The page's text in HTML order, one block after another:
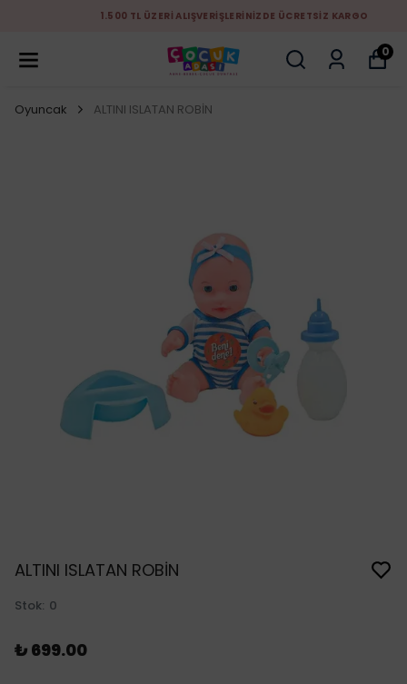
1.500 TL ÜZERİ ALIŞVERİŞLERİNİZDE ÜCRETSİZ KARGO
0
Oyuncak ALTINI ISLATAN ROBİN
ALTINI ISLATAN ROBİN
Stok: 0
₺ 699.00